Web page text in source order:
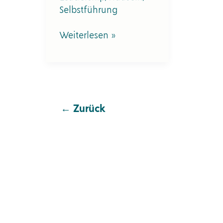
Selbstführung
Weiterlesen »
← Zurück